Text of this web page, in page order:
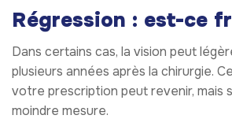
Régression : est-ce
Dans certains cas, la vision peut
plusieurs années après la chirurgie.
votre prescription peut revenir, mais
moindre mesure.